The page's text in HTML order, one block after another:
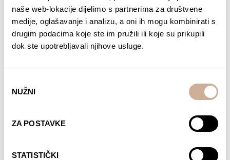
naše web-lokacije dijelimo s partnerima za društvene
medije, oglašavanje i analizu, a oni ih mogu kombinirati s
drugim podacima koje ste im pružili ili koje su prikupili
dok ste upotrebljavali njihove usluge.
pristanka
NUŽNI
ZA POSTAVKE
STATISTIČKI
Davor Rostuhar – Polarni san